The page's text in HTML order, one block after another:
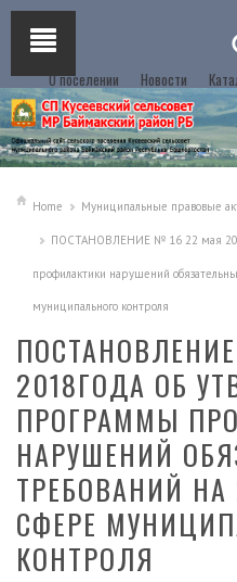
О поселении Новости
Home Муниципальные правовые
ПОСТАНОВЛЕНИЕ № 16 22 мая
профилактики нарушений
муниципального контроля
2018ГОДА ОБ
ПРОГРАММЫ
НАРУШЕНИЙ
ТРЕБОВАНИЙ НА
СФЕРЕ
КОНТРОЛЯ